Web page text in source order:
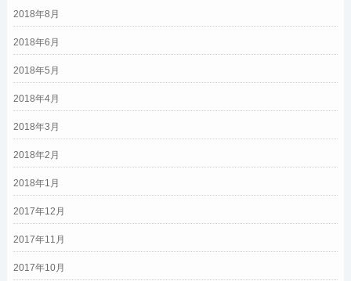
2018年8月
2018年6月
2018年5月
2018年4月
2018年3月
2018年2月
2018年1月
2017年12月
2017年11月
2017年10月